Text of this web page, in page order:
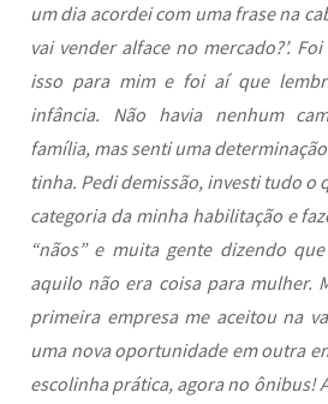
um dia acordei com uma frase na
vai vender alface no mercado?’.
isso para mim e foi aí que
infância. Não havia nenhum
família, mas senti uma
tinha. Pedi demissão, investi tudo o
categoria da minha habilitação e
“nãos” e muita gente dizendo
aquilo não era coisa para mulher.
primeira empresa me aceitou na
uma nova oportunidade em outra
escolinha prática, agora no ônibus!